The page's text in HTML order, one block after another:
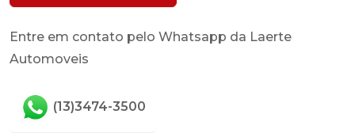
Entre em contato pelo Whatsapp da Laerte
Automoveis
(13)3474-3500